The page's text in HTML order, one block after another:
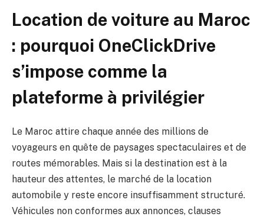
Location de voiture au Maroc
: pourquoi OneClickDrive
s’impose comme la
plateforme à privilégier
Le Maroc attire chaque année des millions de
voyageurs en quête de paysages spectaculaires et de
routes mémorables. Mais si la destination est à la
hauteur des attentes, le marché de la location
automobile y reste encore insuffisamment structuré.
Véhicules non conformes aux annonces, clauses